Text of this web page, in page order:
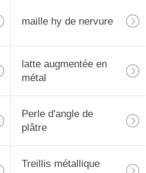
maille hy de nervure
latte augmentée en
métal
Perle d'angle de
plâtre
Treillis métallique